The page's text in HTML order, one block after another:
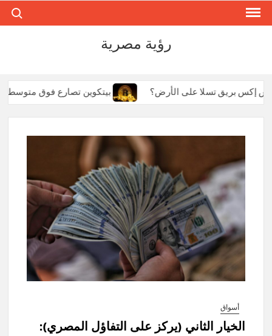
Skip
for:
رؤية مصرية
بيتكوين تصارع فوق متوسط الـ 50 يوماً بينما تترنح إيثريوم: هروب المليار سبيس إكس بريق تسلا على الأرض؟
أسواق
الخيار الثاني (يركز على التفاؤل المصري):